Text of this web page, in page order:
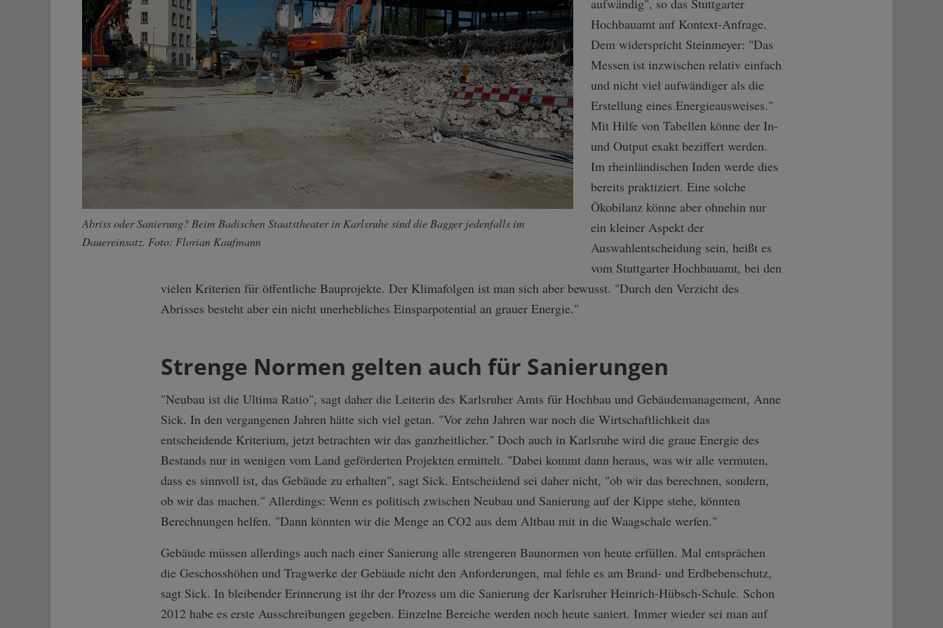
Abriss oder Sanierung? Beim Badischen Staatstheater in Karlsruhe sind die Bagger jedenfalls im
Dauereinsatz. Foto: Florian Kaufmann
aufwändig", so das Stuttgarter
Hochbauamt auf Kontext-Anfrage.
Dem widerspricht Steinmeyer: "Das
Messen ist inzwischen relativ einfach
und nicht viel aufwändiger als die
Erstellung eines Energieausweises."
Mit Hilfe von Tabellen könne der In-
und Output exakt beziffert werden.
Im rheinländischen Inden werde dies
bereits praktiziert. Eine solche
Ökobilanz könne aber ohnehin nur
ein kleiner Aspekt der
Auswahlentscheidung sein, heißt es
vom Stuttgarter Hochbauamt, bei den
vielen Kriterien für öffentliche Bauprojekte. Der Klimafolgen ist man sich aber bewusst. "Durch den Verzicht des
Abrisses besteht aber ein nicht unerhebliches Einsparpotential an grauer Energie."
Strenge Normen gelten auch für Sanierungen
"Neubau ist die Ultima Ratio", sagt daher die Leiterin des Karlsruher Amts für Hochbau und Gebäudemanagement, Anne
Sick. In den vergangenen Jahren hätte sich viel getan. "Vor zehn Jahren war noch die Wirtschaftlichkeit das
entscheidende Kriterium, jetzt betrachten wir das ganzheitlicher." Doch auch in Karlsruhe wird die graue Energie des
Bestands nur in wenigen vom Land geförderten Projekten ermittelt. "Dabei kommt dann heraus, was wir alle vermuten,
dass es sinnvoll ist, das Gebäude zu erhalten", sagt Sick. Entscheidend sei daher nicht, "ob wir das berechnen, sondern,
ob wir das machen." Allerdings: Wenn es politisch zwischen Neubau und Sanierung auf der Kippe stehe, könnten
Berechnungen helfen. "Dann könnten wir die Menge an CO2 aus dem Altbau mit in die Waagschale werfen."
Gebäude müssen allerdings auch nach einer Sanierung alle strengeren Baunormen von heute erfüllen. Mal entsprächen
die Geschosshöhen und Tragwerke der Gebäude nicht den Anforderungen, mal fehle es am Brand- und Erdbebenschutz,
sagt Sick. In bleibender Erinnerung ist ihr der Prozess um die Sanierung der Karlsruher Heinrich-Hübsch-Schule. Schon
2012 habe es erste Ausschreibungen gegeben. Einzelne Bereiche werden noch heute saniert. Immer wieder sei man auf